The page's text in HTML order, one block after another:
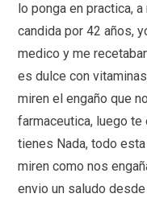
lo ponga en practica,
candida por 42 años,
medico y me
es dulce con
miren el engaño que
farmaceutica, luego te
tienes Nada, todo
miren como nos
envio un saludo